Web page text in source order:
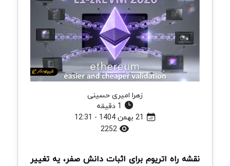
زهرا امیری حسینی
نقشه راه اتریوم برای اثبات دانش صفر، یه تغییر